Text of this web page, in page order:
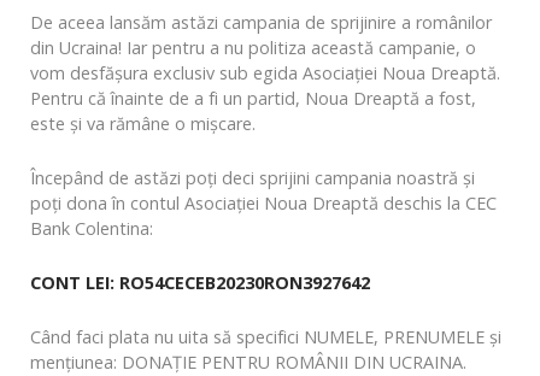
De aceea lansăm astăzi campania de sprijinire a românilor
din Ucraina! Iar pentru a nu politiza această campanie, o
vom desfășura exclusiv sub egida Asociației Noua Dreaptă.
Pentru că înainte de a fi un partid, Noua Dreaptă a fost,
este și va rămâne o mișcare.
Începând de astăzi poți deci sprijini campania noastră și
poți dona în contul Asociației Noua Dreaptă deschis la CEC
Bank Colentina:
CONT LEI: RO54CECEB20230RON3927642
Când faci plata nu uita să specifici NUMELE, PRENUMELE și
mențiunea: DONAŢIE PENTRU ROMÂNII DIN UCRAINA.